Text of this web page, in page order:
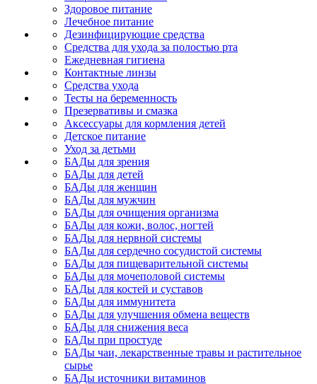
Здоровое питание
Лечебное питание
Дезинфицирующие средства
Средства для ухода за полостью рта
Ежедневная гигиена
Контактные линзы
Средства ухода
Тесты на беременность
Презервативы и смазка
Аксессуары для кормления детей
Детское питание
Уход за детьми
БАДы для зрения
БАДы для детей
БАДы для женщин
БАДы для мужчин
БАДы для очищения организма
БАДы для кожи, волос, ногтей
БАДы для нервной системы
БАДы для сердечно сосудистой системы
БАДы для пищеварительной системы
БАДы для мочеполовой системы
БАДы для костей и суставов
БАДы для иммунитета
БАДы для улучшения обмена веществ
БАДы для снижения веса
БАДы при простуде
БАДы чаи, лекарственные травы и растительное
сырье
БАДы источники витаминов